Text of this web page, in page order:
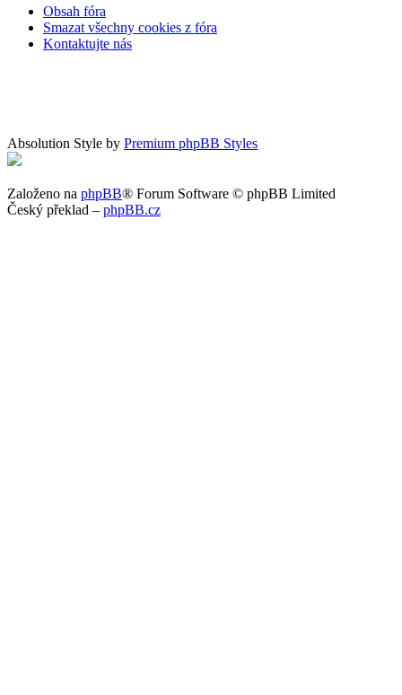
Obsah fóra
Smazat všechny cookies z fóra
Kontaktujte nás
Absolution Style by Premium phpBB Styles
Založeno na phpBB® Forum Software © phpBB Limited
Český překlad – phpBB.cz